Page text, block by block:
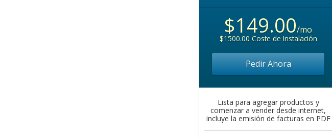
$149.00/mo
$1500.00 Coste de Instalación
Pedir Ahora
Lista para agregar productos y
comenzar a vender desde internet,
incluye la emisión de facturas en PDF